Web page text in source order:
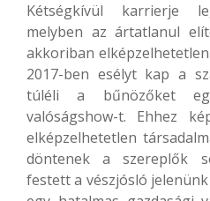
Kétségkívül karrierje
melyben az ártatlanul
akkoriban
2017-ben esélyt kap a
túléli a bűnözőket
valóságshow-t. Ehhez
elképzelhetetlen
döntenek a szereplők
festett a vészjósló